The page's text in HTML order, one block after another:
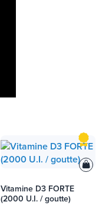
Vitamine D3 FORTE
(2000 U.I. / goutte)